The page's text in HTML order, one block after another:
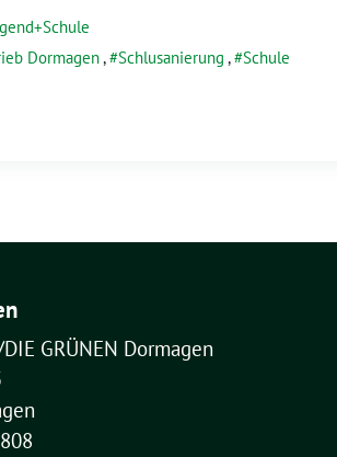
Dormagen, Schlusanierung , Schule
GRÜNEN Dormagen